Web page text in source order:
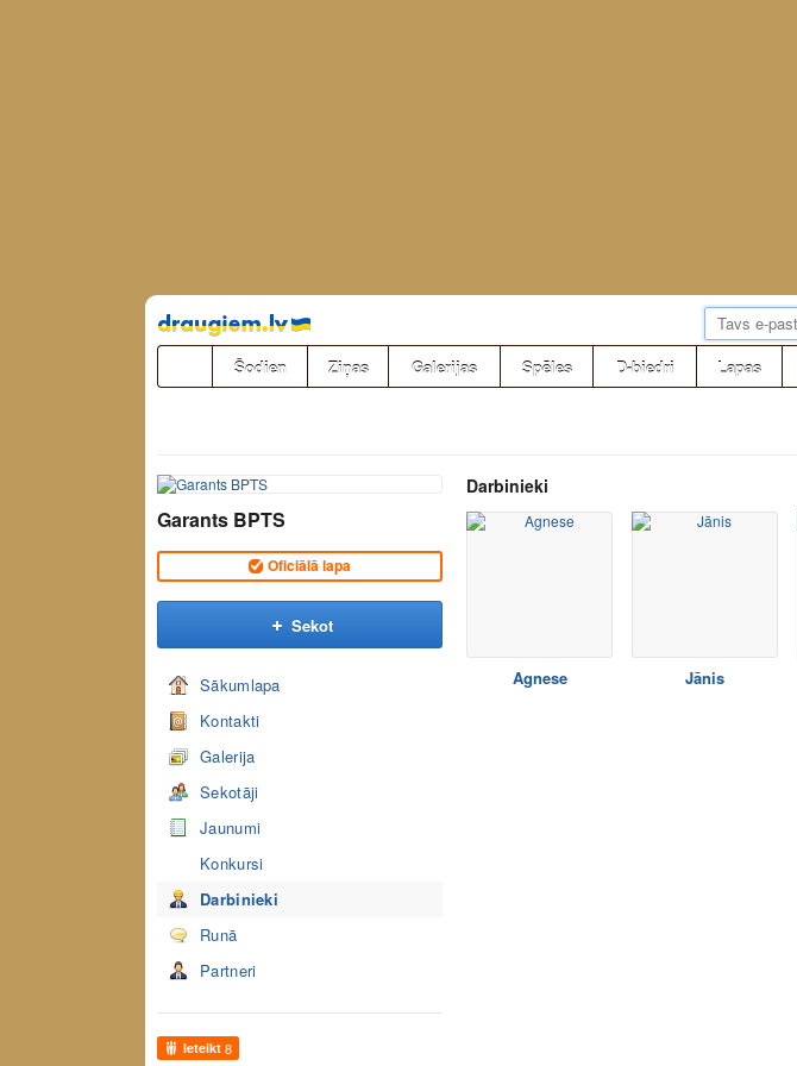
Pāriet
uz
saturu
Šodien Ziņas Galerijas Spēles D-biedri Lapas
Garants BPTS
Oficiālā lapa
Sekot
Sākumlapa
Kontakti
Galerija
Sekotāji
Jaunumi
Konkursi
Darbinieki
Runā
Partneri
Ieteikt 8
Darbinieki
Agnese Jānis